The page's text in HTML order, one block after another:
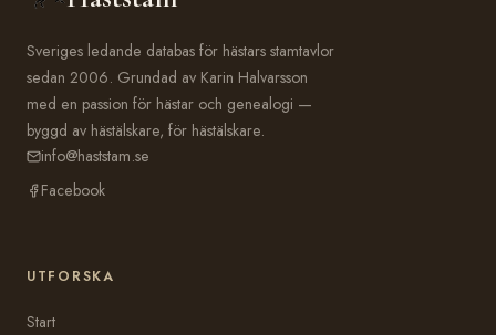
Sveriges ledande databas för hästars stamtavlor
sedan 2006. Grundad av Karin Halvarsson
med en passion för hästar och genealogi —
byggd av hästälskare, för hästälskare.
info@haststam.se
Facebook
UTFORSKA
Start